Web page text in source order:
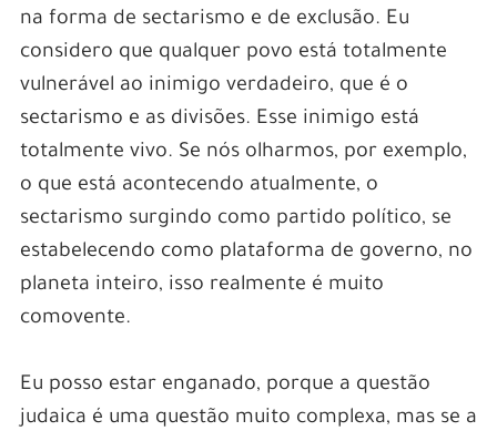
na forma de sectarismo e de exclusão. Eu
considero que qualquer povo está totalmente
vulnerável ao inimigo verdadeiro, que é o
sectarismo e as divisões. Esse inimigo está
totalmente vivo. Se nós olharmos, por exemplo,
o que está acontecendo atualmente, o
sectarismo surgindo como partido político, se
estabelecendo como plataforma de governo, no
planeta inteiro, isso realmente é muito
comovente.
Eu posso estar enganado, porque a questão
judaica é uma questão muito complexa, mas se a